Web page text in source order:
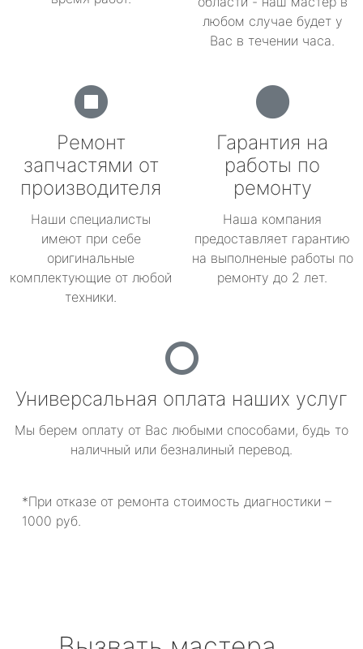
любом случае будет у
Вас в течении часа.
Ремонт
запчастями от
производителя
Наши специалисты
имеют при себе
оригинальные
комплектующие от любой
техники.
Гарантия на
работы по
ремонту
Наша компания
предоставляет гарантию
на выполненые работы по
ремонту до 2 лет.
Универсальная оплата наших услуг
Мы берем оплату от Вас любыми способами, будь то
наличный или безналиный перевод.
*При отказе от ремонта стоимость диагностики –
1000 руб.